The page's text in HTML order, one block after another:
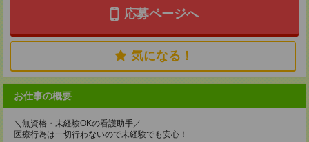
応募ページへ
気になる！
お仕事の概要
＼無資格・未経験OKの看護助手／
医療行為は一切行わないので未経験でも安心！